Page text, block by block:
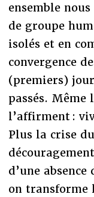
ensemble
de groupe
isolés et en
convergence
(premiers)
passés. Même
l’affirment :
Plus la crise
d’une
on transforme